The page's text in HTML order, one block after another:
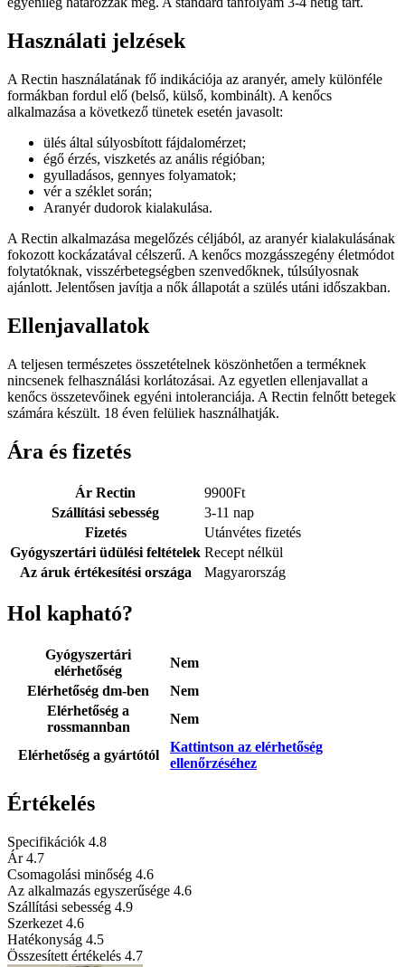
Használati jelzések
A Rectin használatának fő indikációja az aranyér, amely különféle
formákban fordul elő (belső, külső, kombinált). A kenőcs
alkalmazása a következő tünetek esetén javasolt:
ülés által súlyosbított fájdalomérzet;
égő érzés, viszketés az anális régióban;
gyulladásos, gennyes folyamatok;
vér a széklet során;
Aranyér dudorok kialakulása.
A Rectin alkalmazása megelőzés céljából, az aranyér kialakulásának
fokozott kockázatával célszerű. A kenőcs mozgásszegény életmódot
folytatóknak, visszérbetegségben szenvedőknek, túlsúlyosnak
ajánlott. Jelentősen javítja a nők állapotát a szülés utáni időszakban.
Ellenjavallatok
A teljesen természetes összetételnek köszönhetően a terméknek
nincsenek felhasználási korlátozásai. Az egyetlen ellenjavallat a
kenőcs összetevőinek egyéni intoleranciája. A Rectin felnőtt betegek
számára készült. 18 éven felüliek használhatják.
Ára és fizetés
Ár Rectin 9900Ft
Szállítási sebesség
3-11 nap
Fizetés
Utánvétes fizetés
Gyógyszertári üdülési feltételek Recept nélkül
Az áruk értékesítési országa
Magyarország
Hol kapható?
Gyógyszertári
elérhetőség
Nem
Elérhetőség dm-ben
Nem
Elérhetőség a
rossmannban
Nem
Elérhetőség a gyártótól
Kattintson az elérhetőség
ellenőrzéséhez
Értékelés
Specifikációk 4.8
Ár 4.7
Csomagolási minőség 4.6
Az alkalmazás egyszerűsége 4.6
Szállítási sebesség 4.9
Szerkezet 4.6
Hatékonyság 4.5
Összesített értékelés 4.7